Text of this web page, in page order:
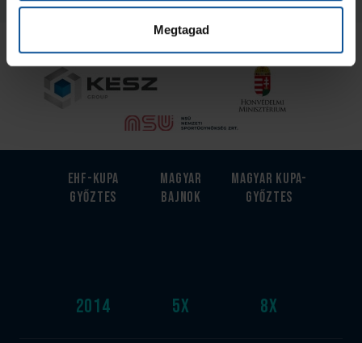
Megtagad
Az Utánpótlás kiemelt támogatója
EHF-Kupa
győztes
2014
Magyar
bajnok
5x
Magyar kupa-
győztes
8x